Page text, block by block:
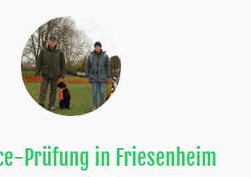
Prüfung in Friesenheim